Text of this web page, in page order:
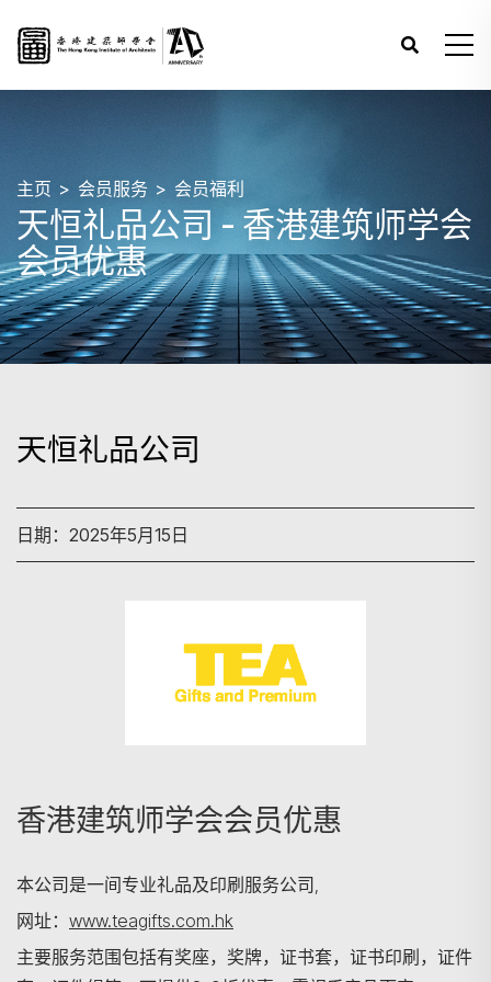
主页 会员服务 会员福利
天恒礼品公司 - 香港建筑师学会
会员优惠
天恒礼品公司
日期：2025年5月15日
香港建筑师学会会员优惠
本公司是一间专业礼品及印刷服务公司,
网址： www.teagifts.com.hk
主要服务范围包括有奖座，奖牌，证书套，证书印刷，证件